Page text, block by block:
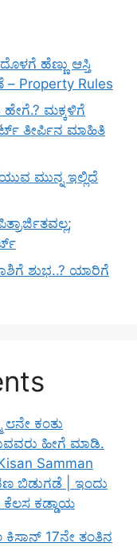
ಹೆಣ್ಣು ಆಸ್ತಿ
Property Rules
ಹೇಗೆ.? ಮಕ್ಕಳಿಗೆ
ತೀರ್ಪಿನ ಮಾಹಿತಿ
ಮುನ್ನ ಇಲ್ಲಿದೆ
ಶುಭ..? ಯಾರಿಗೆ
೮ನೇ ಕಂತು
ಹೀಗೆ ಮಾಡಿ.
Samman
ಬಿಡುಗಡೆ | ಇಂದು
ಕೆಲಸ ಕಡ್ಡಾಯ
ಕಿಸಾನ್ 17ನೇ ತಂತಿನ